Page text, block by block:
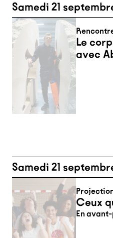
Samedi 21
Le
avec
Samedi 21
Ceux
En